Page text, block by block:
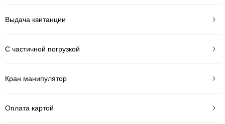
Выдача квитанции
С частичной погрузкой
Кран манипулятор
Оплата картой